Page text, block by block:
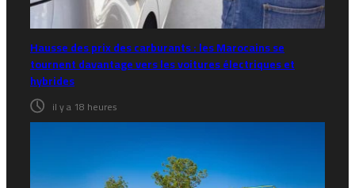
Hausse des prix des carburants : les Marocains se
tournent davantage vers les voitures électriques et
hybrides
il y a 18 heures